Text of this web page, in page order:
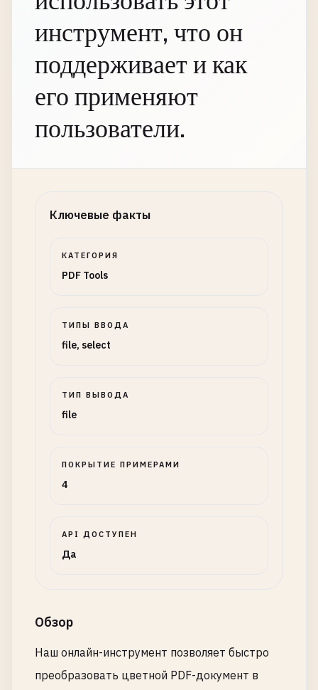
инструмент, что он
поддерживает и как
его применяют
пользователи.
Ключевые факты
КАТЕГОРИЯ
PDF Tools
ТИПЫ ВВОДА
file, select
ТИП ВЫВОДА
file
ПОКРЫТИЕ ПРИМЕРАМИ
4
API ДОСТУПЕН
Да
Обзор
Наш онлайн-инструмент позволяет быстро
преобразовать цветной PDF-документ в